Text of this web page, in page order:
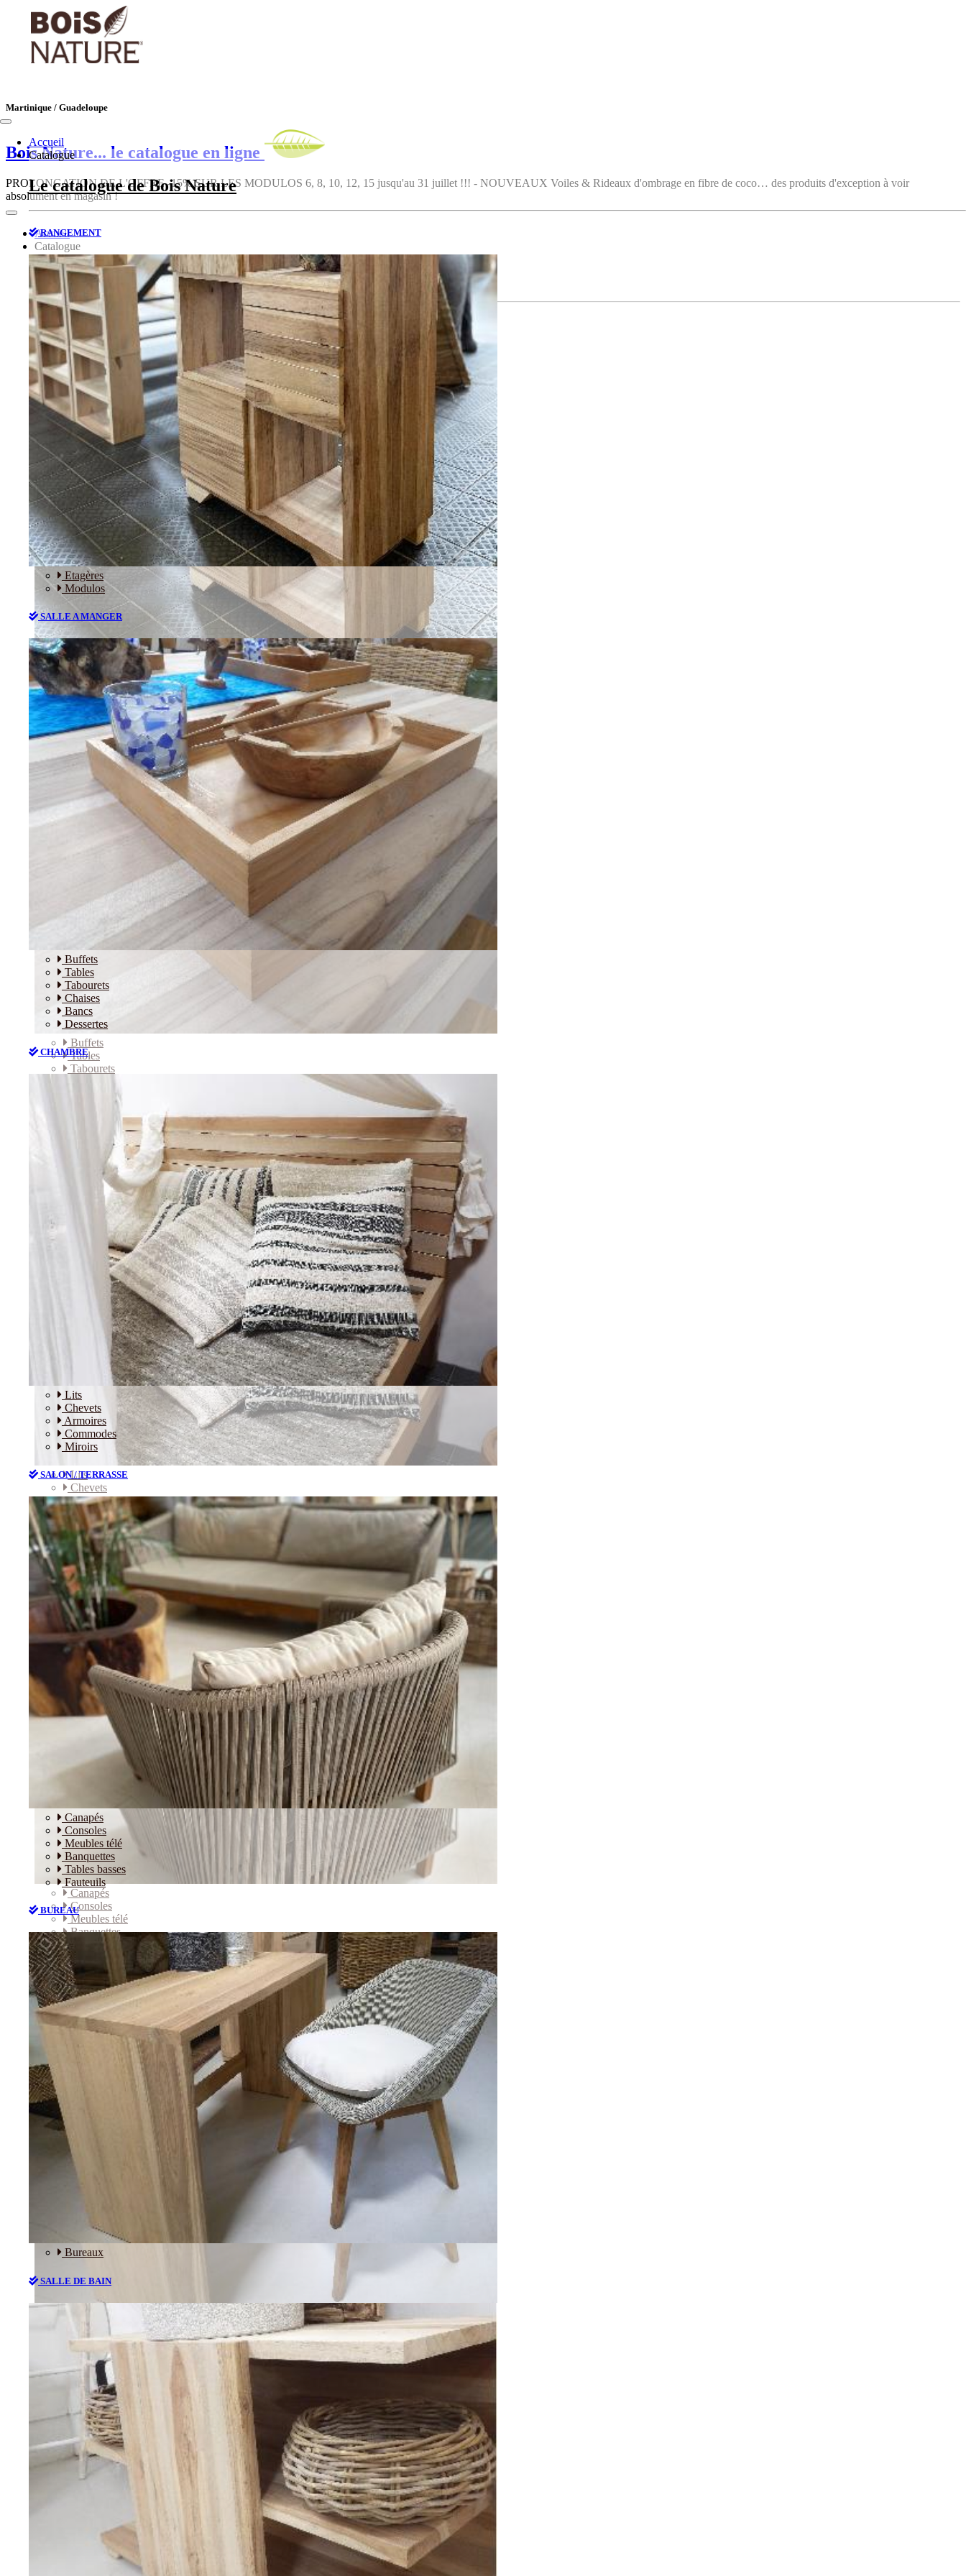
Martinique / Guadeloupe
Bois Nature... le catalogue en ligne
PROLONGATION DE L'OFFRE -15% SUR LES MODULOS 6, 8, 10, 12, 15 jusqu'au 31 juillet !!! - NOUVEAUX Voiles & Rideaux d'ombrage en fibre de coco… des produits d'exception à voir
absolument en magasin !
Accueil
Catalogue
Le catalogue de Bois Nature
RANGEMENT
Etagères
Modulos
SALLE A MANGER
Buffets
Tables
Tabourets
Chaises
Bancs
Dessertes
CHAMBRE
Lits
Chevets
Armoires
Commodes
Miroirs
SALON / TERRASSE
Canapés
Consoles
Meubles télé
Banquettes
Tables basses
Fauteuils
BUREAU
Bureaux
SALLE DE BAIN
Accueil
Catalogue
Le catalogue de Bois Nature
RANGEMENT
Etagères
Modulos
SALLE A MANGER
Buffets
Tables
Tabourets
CHAMBRE
Lits
Chevets
Armoires
Commodes
Miroirs
SALON / TERRASSE
Canapés
Consoles
Meubles télé
Banquettes
Tables basses
Fauteuils
BUREAU
Bureaux
SALLE DE BAIN